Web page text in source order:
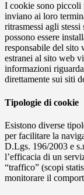
I cookie sono piccoli
inviano ai loro
ritrasmessi agli
possono essere
responsabile del
estranei al sito web
informazioni
direttamente sui siti
Tipologie di cookie
Esistono diverse
per facilitare la
D.Lgs. 196/2003 e
l’efficacia di un
“traffico” (scopi
monitorare il